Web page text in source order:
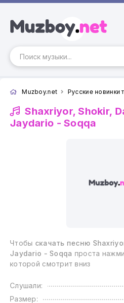
Muzboy.net Русские новинки
Shaxriyor, Shokir,
Jaydario -Soqqa
Чтобы скачать песню
Jaydario - Soqqa проста
которой смотрит вниз
Слушали:
Размер: